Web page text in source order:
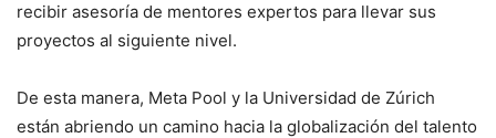
recibir asesoría de mentores expertos para llevar sus
proyectos al siguiente nivel.
De esta manera, Meta Pool y la Universidad de Zúrich
están abriendo un camino hacia la globalización del talento